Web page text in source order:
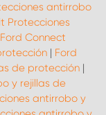
antirrobo
Protecciones
Ford Connect
| Ford
de protección|
y rejillas de
antirrobo y